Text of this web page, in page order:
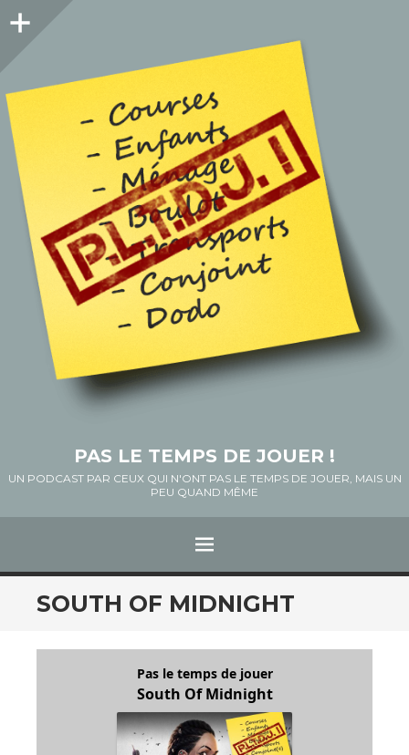
Colonne
PAS LE TEMPS DE JOUER !
UN PODCAST PAR CEUX QUI N'ONT PAS LE TEMPS DE JOUER, MAIS UN
PEU QUAND MÊME
Menu
ALLER
AU
SOUTH OF MIDNIGHT